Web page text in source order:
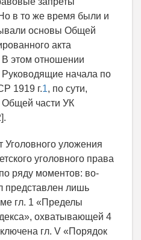
в то же время были и
основы Общей
акта
В этом отношении
Руководящие начала по
1919 г.1, по сути,
части УК
Уголовного уложения
уголовного права
ряду моментов: во-
лишь
гл. 1 «Пределы
охватывающей 4
гл. V «Порядок